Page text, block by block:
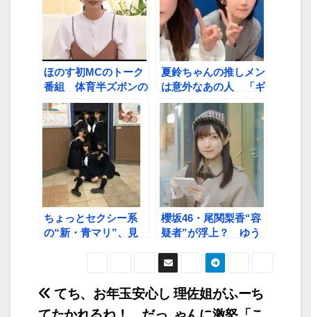
ほのす初MCのトーク
番組 体育半ズボンの
部屋（？）スタート
夏鈴ちゃんの推しメン
は意外なあの人 「ギ
ャップにやられた」
ちょっとセクシー系
の“新・青マリ”、見
櫻坂46・尾関梨香“容
疑者”が浮上？ ゆう
いですね」
理佐姐がふーち
てち、お年玉安心し